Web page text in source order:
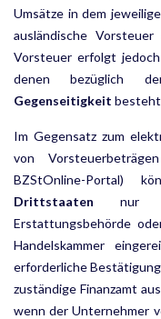
Umsätze in dem
ausländische
Vorsteuer erfolgt
denen bezüglich
Gegenseitigkeit
Im Gegensatz zum
von
BZStOnline-Portal)
Drittstaaten nur
Erstattungsbehörde
Handelskammer
erforderliche
zuständige Finanzamt
wenn der Unternehmer